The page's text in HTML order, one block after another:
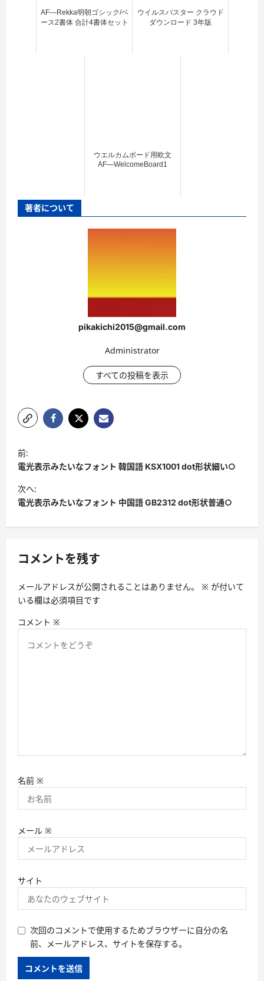
AF―Rekka明朝ゴシック/ベ
ース2書体 合計4書体セット
ウイルスバスター クラウド
ダウンロード 3年版
ウエルカムボード用欧文
AF―WelcomeBoard1
著者について
pikakichi2015@gmail.com
Administrator
すべての投稿を表示
投
稿
ナ
ビ
シ
ン
前:
電光表示みたいなフォント 韓国語 KSX1001 dot形状細い○
次へ:
電光表示みたいなフォント 中国語 GB2312 dot形状普通○
コメントを残す
メールアドレスが公開されることはありません。 ※ が付いて
いる欄は必須項目です
コメント ※
名前 ※
メール ※
サイト
次回のコメントで使用するためブラウザーに自分の名
前、メールアドレス、サイトを保存する。